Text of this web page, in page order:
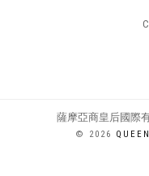
薩摩亞商皇后國際
© 2026